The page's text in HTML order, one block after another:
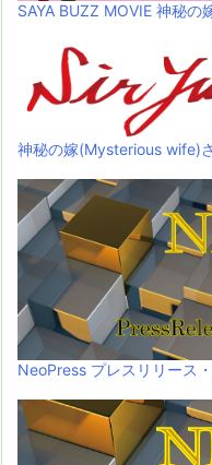
SAYA BUZZ MOVIE 神秘
神秘の嫁(Mysterious wife)
NeoPress プレスリリース